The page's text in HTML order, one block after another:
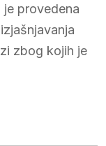
provedena
zbog kojih je